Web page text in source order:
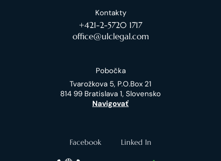
Kontakty
+421-2-5720 1717
office@ulclegal.com
Pobočka
Tvarožkova 5, P.O.Box 21
814 99 Bratislava 1, Slovensko
Navigovať
Facebook Linked In